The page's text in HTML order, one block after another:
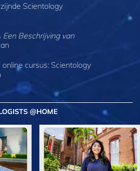
Scientology
Een Beschrijving van
cursus: Scientology
@HOME